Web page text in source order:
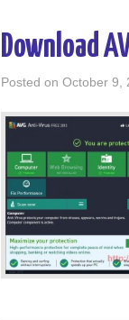
Download
Posted on October 9,